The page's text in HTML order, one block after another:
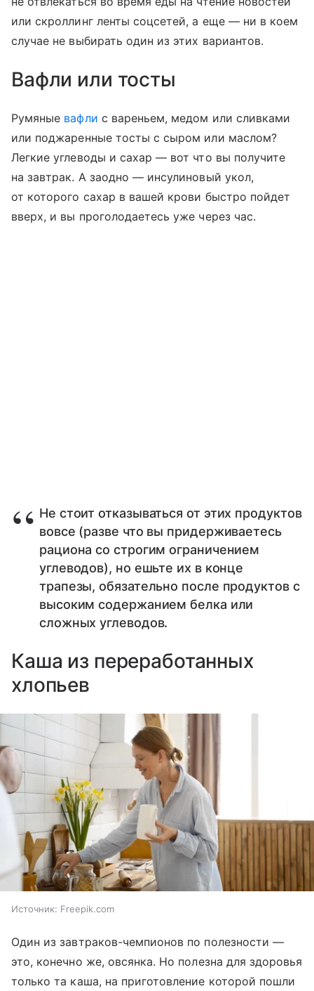
или скроллинг ленты соцсетей, а еще — ни в коем
случае не выбирать один из этих вариантов.
Вафли или тосты
Румяные вафли с вареньем, медом или сливками
или поджаренные тосты с сыром или маслом?
Легкие углеводы и сахар — вот что вы получите
на завтрак. А заодно — инсулиновый укол,
от которого сахар в вашей крови быстро пойдет
вверх, и вы проголодаетесь уже через час.
Не стоит отказываться от этих продуктов
вовсе (разве что вы придерживаетесь
рациона со строгим ограничением
углеводов), но ешьте их в конце
трапезы, обязательно после продуктов с
высоким содержанием белка или
сложных углеводов.
Каша из переработанных
хлопьев
Источник: Freepik.com
Один из завтраков-чемпионов по полезности —
это, конечно же, овсянка. Но полезна для здоровья
только та каша, на приготовление которой пошли